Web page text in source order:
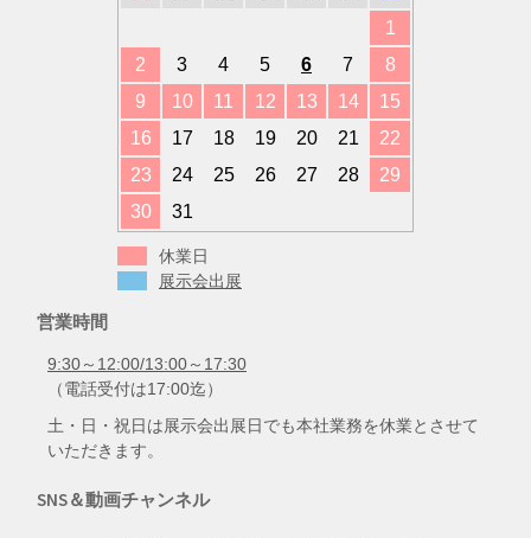
1
2
3 4 5 6 7
8
9
10 11 12 13 14
15
16
17 18 19 20 21
22
23
24 25 26 27 28
29
30
31
休業日
展示会出展
営業時間
9:30～12:00/13:00～17:30
（電話受付は17:00迄）
土・日・祝日は展示会出展日でも本社業務を休業とさせて
いただきます。
SNS＆動画チャンネル